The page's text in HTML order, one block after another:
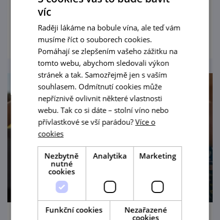
Louckého kláštera jedinečný zážitek
propojující hudbu, fyziku a kreativní
experimentování.
prohlédnout
víc
Raději lákáme na bobule vína, ale teď vám
musíme říct o souborech cookies.
Pomáhají se zlepšením vašeho zážitku na
tomto webu, abychom sledovali výkon
stránek a tak. Samozřejmě jen s vaším
souhlasem. Odmítnutí cookies může
nepříznivě ovlivnit některé vlastnosti
webu. Tak co si dáte – stolní víno nebo
přívlastkové se vší parádou?Více o
cookies
Nezbytně
nutné
cookies
Analytika Marketing
Funkční cookies
Nezařazené
cookies